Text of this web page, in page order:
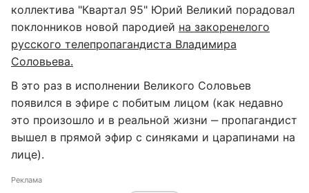
коллектива "Квартал 95" Юрий Великий порадовал
поклонников новой пародией на закоренелого
русского телепропагандиста Владимира
Соловьева.
В это раз в исполнении Великого Соловьев
появился в эфире с побитым лицом (как недавно
это произошло и в реальной жизни ‒ пропагандист
вышел в прямой эфир с синяками и царапинами на
лице).
Реклама